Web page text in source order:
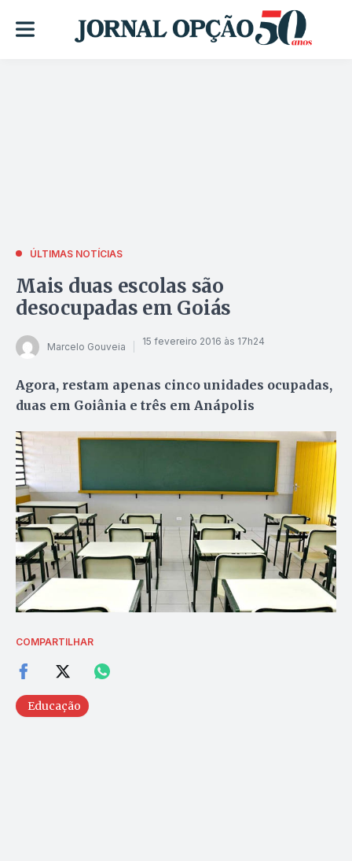
ÚLTIMAS NOTÍCIAS
Mais duas escolas são
desocupadas em Goiás
Marcelo Gouveia 15 fevereiro 2016 às 17h24
Agora, restam apenas cinco unidades ocupadas,
duas em Goiânia e três em Anápolis
COMPARTILHAR
Educação